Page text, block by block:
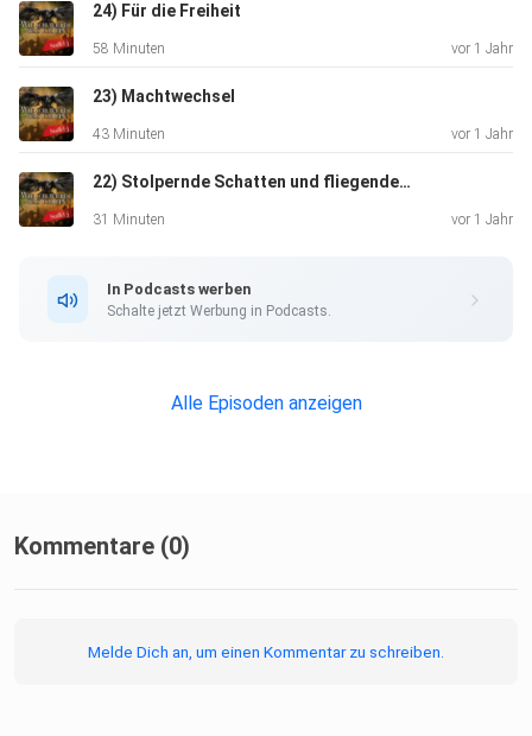
24) Für die Freiheit
58 Minuten vor 1 Jahr
23) Machtwechsel
43 Minuten vor 1 Jahr
22) Stolpernde Schatten und fliegende Feuerbälle
31 Minuten vor 1 Jahr
In Podcasts werben
Schalte jetzt Werbung in Podcasts.
Alle Episoden anzeigen
Kommentare (0)
Melde Dich an, um einen Kommentar zu schreiben.